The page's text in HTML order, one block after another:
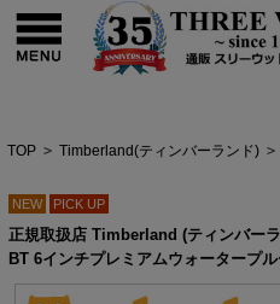
TOP > Timberland(ティンバーランド) >
NEW PICK UP
正規取扱店 Timberland (ティンバー
BT 6インチプレミアムウォータープ